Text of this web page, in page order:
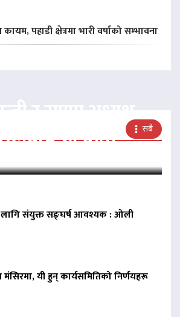
पहाडी क्षेत्रमा भारी वर्षाको सम्भावना
सबै
र राप्रपा अध्यक्ष
भेटवार्ता
लागि संयुक्त सङ्घर्ष आवश्यक : ओली
मंसिरमा, यी हुन् कार्यसमितिको निर्णयहरू